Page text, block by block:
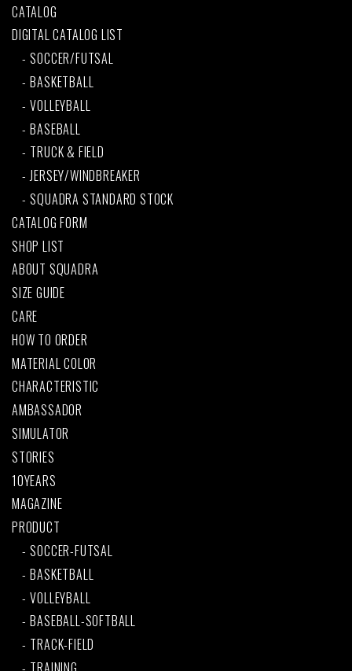
CATALOG
DIGITAL CATALOG LIST
SOCCER/FUTSAL
BASKETBALL
VOLLEYBALL
BASEBALL
TRUCK & FIELD
JERSEY/WINDBREAKER
SQUADRA STANDARD STOCK
CATALOG FORM
SHOP LIST
ABOUT SQUADRA
SIZE GUIDE
CARE
HOW TO ORDER
MATERIAL COLOR
CHARACTERISTIC
AMBASSADOR
SIMULATOR
STORIES
10YEARS
MAGAZINE
PRODUCT
SOCCER-FUTSAL
BASKETBALL
VOLLEYBALL
BASEBALL-SOFTBALL
TRACK-FIELD